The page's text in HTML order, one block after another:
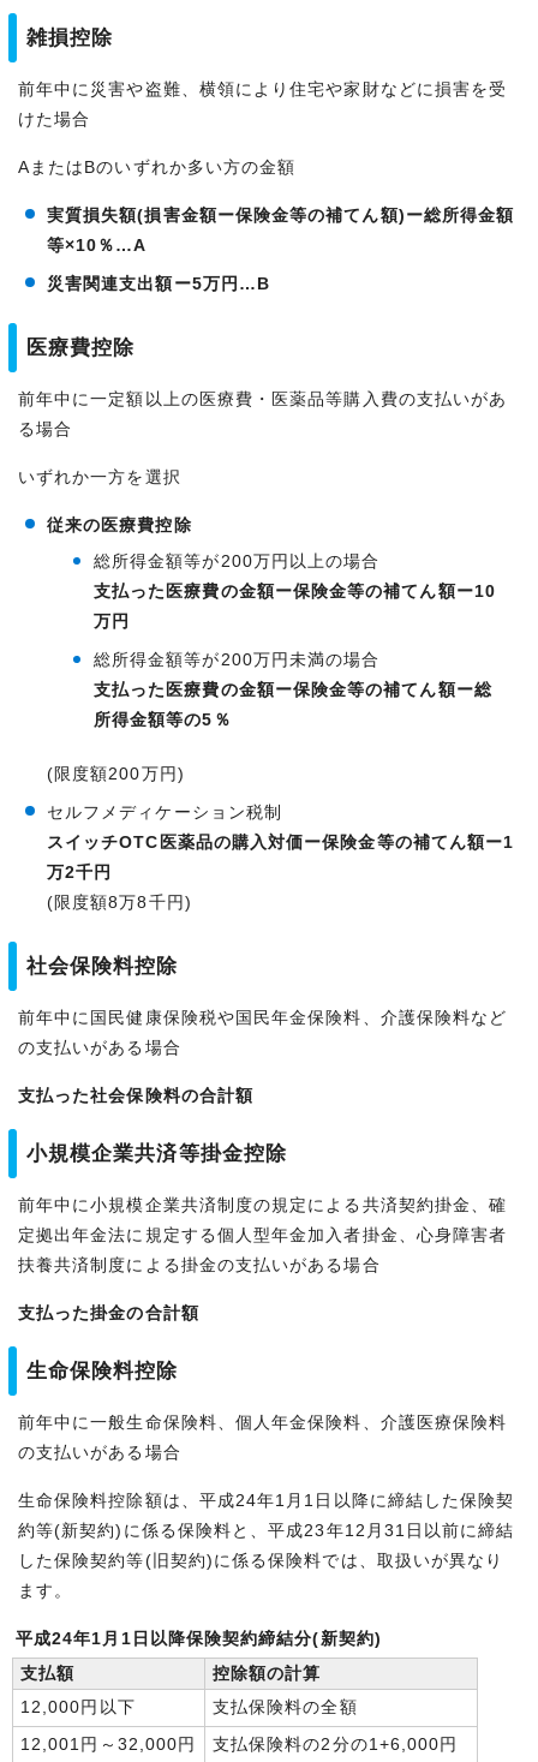
雑損控除
前年中に災害や盗難、横領により住宅や家財などに損害を受
けた場合
AまたはBのいずれか多い方の金額
実質損失額(損害金額ー保険金等の補てん額)ー総所得金額
等×10％…A
災害関連支出額ー5万円…B
医療費控除
前年中に一定額以上の医療費・医薬品等購入費の支払いがあ
る場合
いずれか一方を選択
従来の医療費控除
総所得金額等が200万円以上の場合
支払った医療費の金額ー保険金等の補てん額ー10
万円
総所得金額等が200万円未満の場合
支払った医療費の金額ー保険金等の補てん額ー総
所得金額等の5％
(限度額200万円)
セルフメディケーション税制
スイッチOTC医薬品の購入対価ー保険金等の補てん額ー1
万2千円
(限度額8万8千円)
社会保険料控除
前年中に国民健康保険税や国民年金保険料、介護保険料など
の支払いがある場合
支払った社会保険料の合計額
小規模企業共済等掛金控除
前年中に小規模企業共済制度の規定による共済契約掛金、確
定拠出年金法に規定する個人型年金加入者掛金、心身障害者
扶養共済制度による掛金の支払いがある場合
支払った掛金の合計額
生命保険料控除
前年中に一般生命保険料、個人年金保険料、介護医療保険料
の支払いがある場合
生命保険料控除額は、平成24年1月1日以降に締結した保険契
約等(新契約)に係る保険料と、平成23年12月31日以前に締結
した保険契約等(旧契約)に係る保険料では、取扱いが異なり
ます。
平成24年1月1日以降保険契約締結分(新契約)
支払額
控除額の計算
12,000円以下
支払保険料の全額
12,001円～32,000円 支払保険料の2分の1+6,000円